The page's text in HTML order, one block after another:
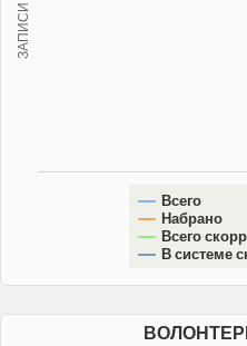
ЗАПИСИ
Всего
Набрано
Всего
В системе